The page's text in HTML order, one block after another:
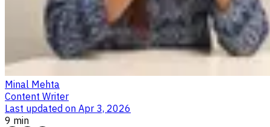
Minal Mehta
Content Writer
Last updated on Apr 3, 2026
9 min